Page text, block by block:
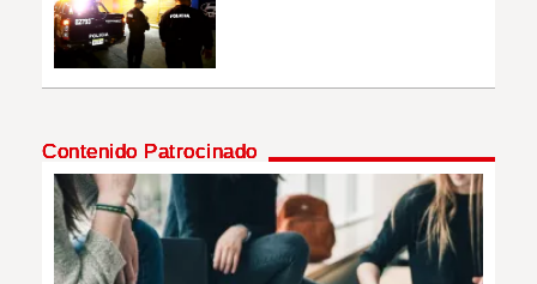
Contenido Patrocinado